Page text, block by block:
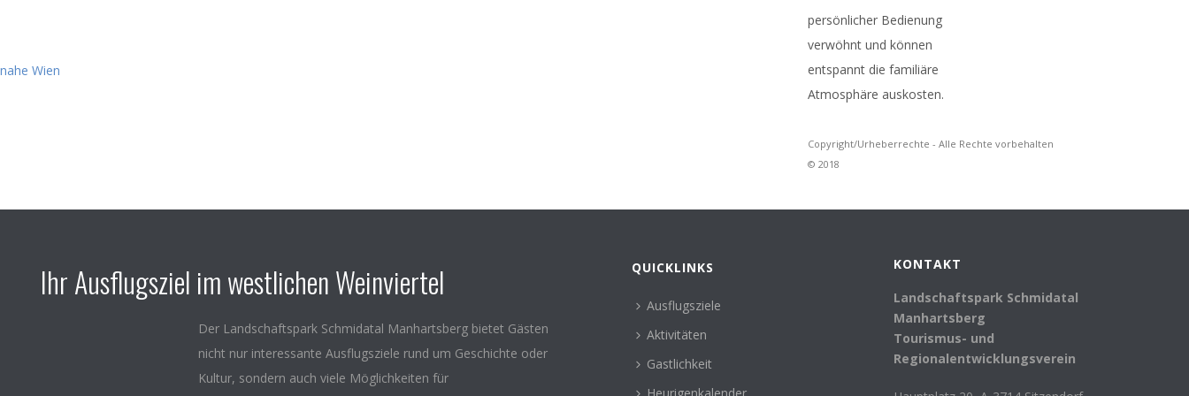
persönlicher Bedienung
verwöhnt und können
entspannt die familiäre
Atmosphäre auskosten.
Copyright/Urheberrechte - Alle Rechte vorbehalten
© 2018
Ihr Ausflugsziel im westlichen Weinviertel
Der Landschaftspark Schmidatal Manhartsberg bietet Gästen
nicht nur interessante Ausflugsziele rund um Geschichte oder
Kultur, sondern auch viele Möglichkeiten für
QUICKLINKS
Ausflugsziele
Aktivitäten
Gastlichkeit
KONTAKT
Landschaftspark Schmidatal
Manhartsberg
Tourismus- und
Regionalentwicklungsverein